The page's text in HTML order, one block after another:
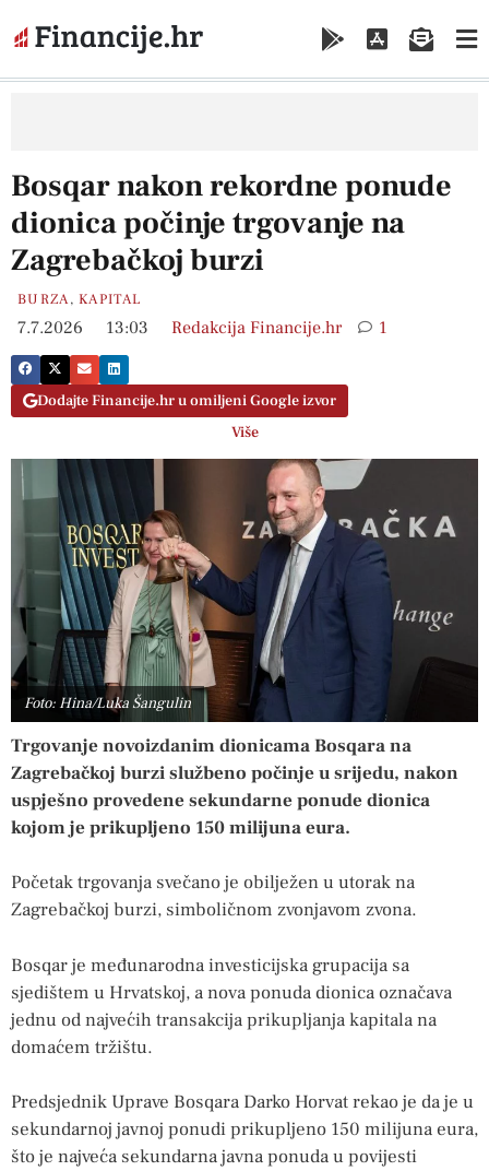
Bosqar nakon rekordne ponude
dionica počinje trgovanje na
Zagrebačkoj burzi
BURZA,KAPITAL
7.7.2026 13:03 Redakcija Financije.hr 1
Dodajte Financije.hr u omiljeni Google izvor
Više
Foto: Hina/Luka Šangulin
Trgovanje novoizdanim dionicama Bosqara na
Zagrebačkoj burzi službeno počinje u srijedu, nakon
uspješno provedene sekundarne ponude dionica
kojom je prikupljeno 150 milijuna eura.
Početak trgovanja svečano je obilježen u utorak na
Zagrebačkoj burzi, simboličnom zvonjavom zvona.
Bosqar je međunarodna investicijska grupacija sa
sjedištem u Hrvatskoj, a nova ponuda dionica označava
jednu od najvećih transakcija prikupljanja kapitala na
domaćem tržištu.
Predsjednik Uprave Bosqara Darko Horvat rekao je da je u
sekundarnoj javnoj ponudi prikupljeno 150 milijuna eura,
što je najveća sekundarna javna ponuda u povijesti